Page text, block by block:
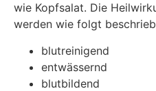
wie Kopf­sa­lat. Die
wer­den wie folgt
blut­rei­ni­gend
ent­wäs­sernd
blut­bil­dend